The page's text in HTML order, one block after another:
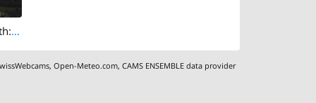
Stallikon › North: Sellenbüren
,Open-Meteo.com,CAMS ENSEMBLE data provider